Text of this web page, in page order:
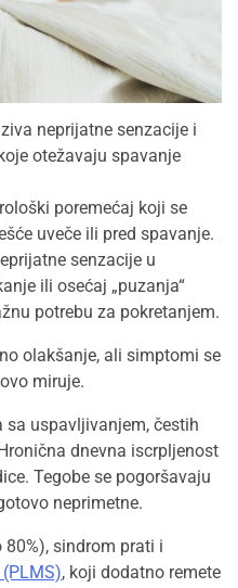
neprijatne senzacije i
otežavaju spavanje
poremećaj koji se
uveče ili pred spavanje.
senzacije u
ili osećaj „puzanja“
potrebu za pokretanjem.
olakšanje, ali simptomi se
miruje.
sa uspavljivanjem, čestih
dnevna iscrpljenost
Tegobe se pogoršavaju
neprimetne.
sindrom prati i
, koji dodatno remete